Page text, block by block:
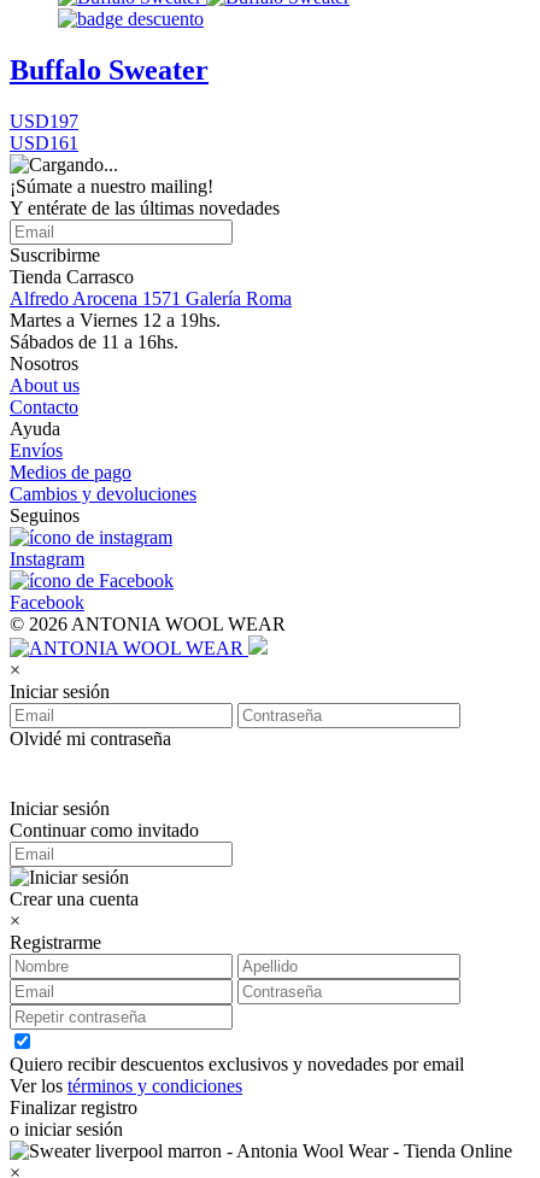
Buffalo Sweater
USD197
USD161
¡Súmate a nuestro mailing!
Y entérate de las últimas novedades
Suscribirme
Tienda Carrasco
Alfredo Arocena 1571 Galería Roma
Martes a Viernes 12 a 19hs.
Sábados de 11 a 16hs.
Nosotros
About us
Contacto
Ayuda
Envíos
Medios de pago
Cambios y devoluciones
Seguinos
Instagram
Facebook
© 2026 ANTONIA WOOL WEAR
×
Iniciar sesión
Olvidé mi contraseña
Iniciar sesión
Continuar como invitado
Crear una cuenta
×
Registrarme
Quiero recibir descuentos exclusivos y novedades por email
Ver los términos y condiciones
Finalizar registro
o iniciar sesión
×